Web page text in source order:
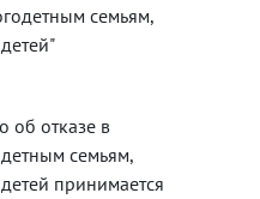
семьям,
об отказе в
семьям,
принимается